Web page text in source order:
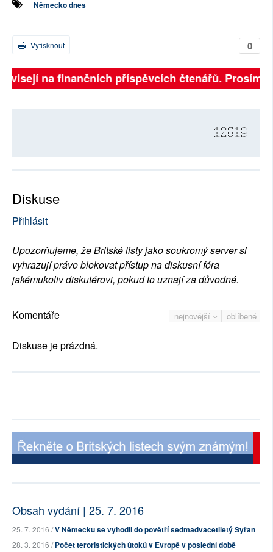
Německo dnes
0
Vytisknout
na finančních příspěvcích čtenářů. Prosíme,
12619
Diskuse
Přihlásit
Upozorňujeme, že Britské listy jako soukromý server si
vyhrazují právo blokovat přístup na diskusní fóra
jakémukoliv diskutérovi, pokud to uznají za důvodné.
nejnovější oblíbené
Komentáře
Diskuse je prázdná.
Obsah vydání | 25. 7. 2016
25. 7. 2016 /V Německu se vyhodil do povětří sedmadvacetiletý Syřan
28. 3. 2016 /Počet teroristických útoků v Evropě v poslední době